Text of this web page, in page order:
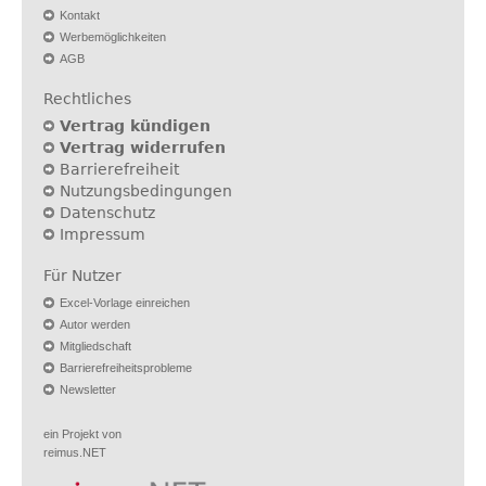
Kontakt
Werbemöglichkeiten
AGB
Rechtliches
Vertrag kündigen
Vertrag widerrufen
Barrierefreiheit
Nutzungsbedingungen
Datenschutz
Impressum
Für Nutzer
Excel-Vorlage einreichen
Autor werden
Mitgliedschaft
Barrierefreiheitsprobleme
Newsletter
ein Projekt von
reimus.NET